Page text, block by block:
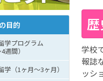
学校
報誌
ッシ
目的
学プログラム
4週間）
学（1ヶ月～3ヶ月）